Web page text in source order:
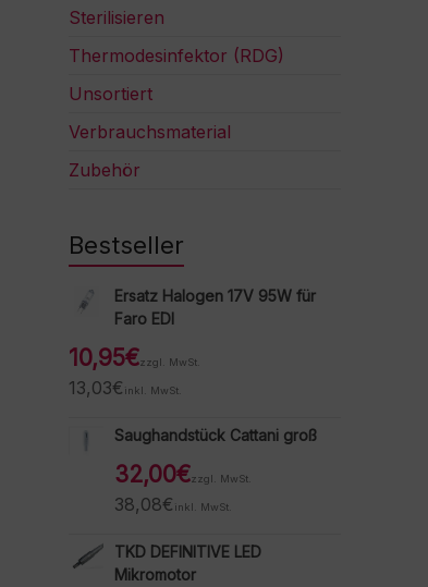
Sterilisieren
Thermodesinfektor (RDG)
Unsortiert
Verbrauchsmaterial
Zubehör
Bestseller
Ersatz Halogen 17V 95W für
Faro EDI
10,95€zzgl. MwSt.
13,03€ inkl. MwSt.
Saughandstück Cattani groß
32,00€zzgl. MwSt.
38,08€ inkl. MwSt.
TKD DEFINITIVE LED
Mikromotor